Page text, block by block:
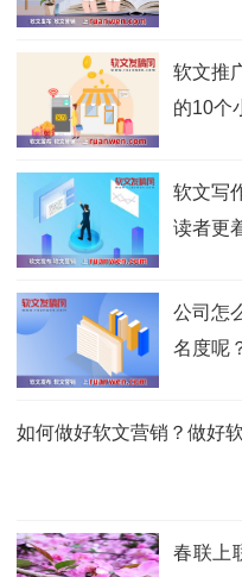
软文推
的10个
软文写
读者更
公司怎
名度呢
如何做好软文营销？做好
春联上